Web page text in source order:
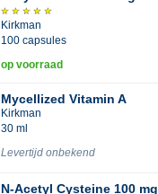
Kirkman
100 capsules
op voorraad
Mycellized Vitamin A
Kirkman
30 ml
Levertijd onbekend
N-Acetyl Cysteine 100 mg